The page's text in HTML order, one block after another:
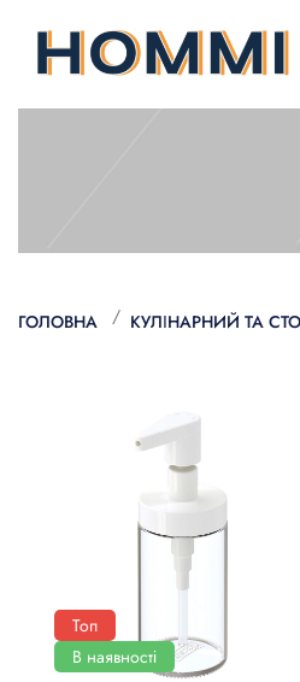
ГОЛОВНА КУЛІНАРНИЙ ТА
Топ
В наявності